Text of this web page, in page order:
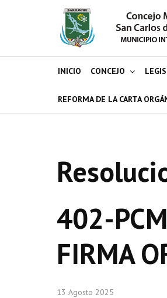
INICIO CONCEJO
REFORMA DE LA CARTA
402-
FIRMA
13 Agosto 2025